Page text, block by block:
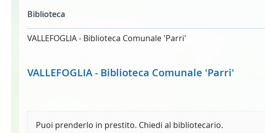
Biblioteca
VALLEFOGLIA - Biblioteca Comunale 'Parri'
VALLEFOGLIA - Biblioteca Comunale 'Parri'
Puoi prenderlo in prestito. Chiedi al bibliotecario.